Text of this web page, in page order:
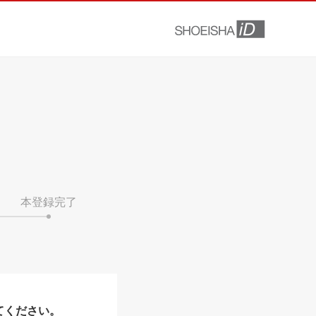
本登録完了
ださい。